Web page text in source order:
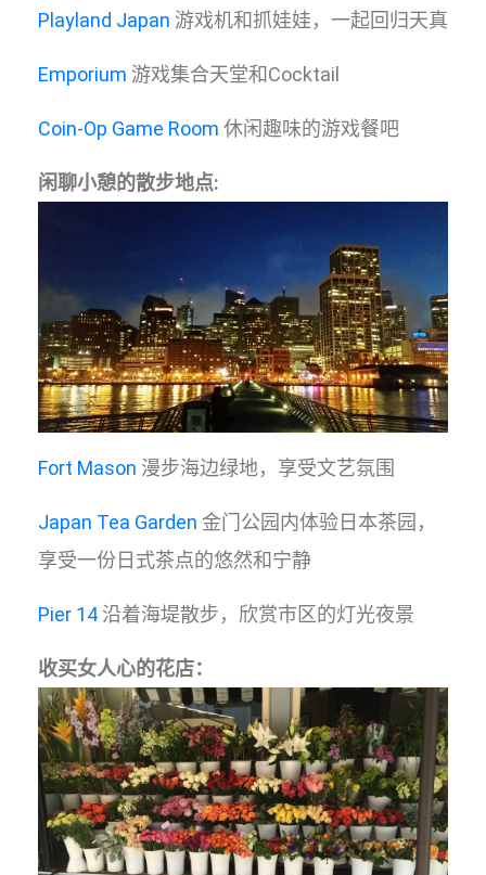
Playland Japan 游戏机和抓娃娃，一起回归天真
Emporium 游戏集合天堂和Cocktail
Coin-Op Game Room 休闲趣味的游戏餐吧
闲聊小憩的散步地点:
Fort Mason 漫步海边绿地，享受文艺氛围
Japan Tea Garden 金门公园内体验日本茶园，
享受一份日式茶点的悠然和宁静
Pier 14 沿着海堤散步，欣赏市区的灯光夜景
收买女人心的花店：